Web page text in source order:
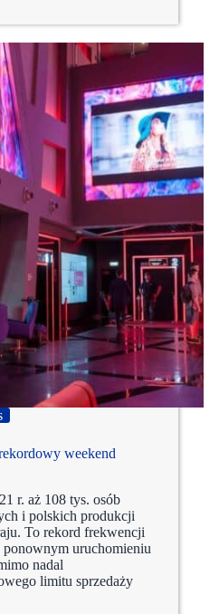
weekend
r. aż 108 tys. osób
i polskich produkcji
To rekord frekwencji
uruchomieniu
nadal
limitu sprzedaży